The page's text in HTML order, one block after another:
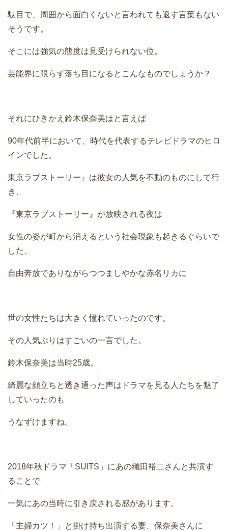
駄目で、周囲から面白くないと言われても返す言葉もない
そうです。
そこには強気の態度は見受けられない位。
芸能界に限らず落ち目になるとこんなものでしょうか？
それにひきかえ鈴木保奈美はと言えば
90年代前半において、時代を代表するテレビドラマのヒロ
インでした。
東京ラブストーリー』は彼女の人気を不動のものにして行
き、
『東京ラブストーリー』が放映される夜は
女性の姿が町から消えるという社会現象も起きるぐらいで
した。
自由奔放でありながらつつましやかな赤名リカに
世の女性たちは大きく憧れていったのです。
その人気ぶりはすごいの一言でした。
鈴木保奈美は当時25歳。
綺麗な顔立ちと透き通った声はドラマを見る人たちを魅了
していったのも
うなずけますね。
2018年秋ドラマ「SUITS」にあの織田裕二さんと共演す
ることで
一気にあの当時に引き戻される感があります。
「主婦カツ！」と掛け持ち出演する妻、保奈美さんに